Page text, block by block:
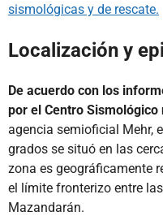
sismológicas y de rescate.
Localización y
De acuerdo con los
por el Centro Sismológico
agencia semioficial Mehr,
grados se situó en las
zona es geográficamente
el límite fronterizo entre
Mazandarán.